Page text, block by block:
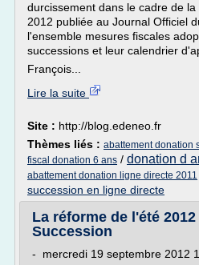
durcissement dans le cadre de
2012 publiée au Journal Officiel
l'ensemble mesures fiscales
successions et leur calendrier
François...
Lire la suite
Site : http://blog.edeneo.fr
Thèmes liés : abattement donation
fiscal donation 6 ans / donation d
abattement donation ligne directe 2011
succession en ligne directe
La réforme de l'été
Succession
- mercredi 19 septembre 2012